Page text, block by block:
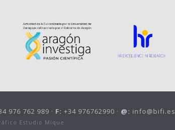
976 762 989 · F: +34 976762990 · @: info@bifi.es
Estudio Mique